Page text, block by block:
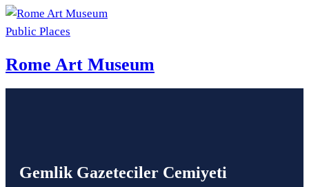
Public Places
Rome Art Museum
Gemlik Gazeteciler Cemiyeti